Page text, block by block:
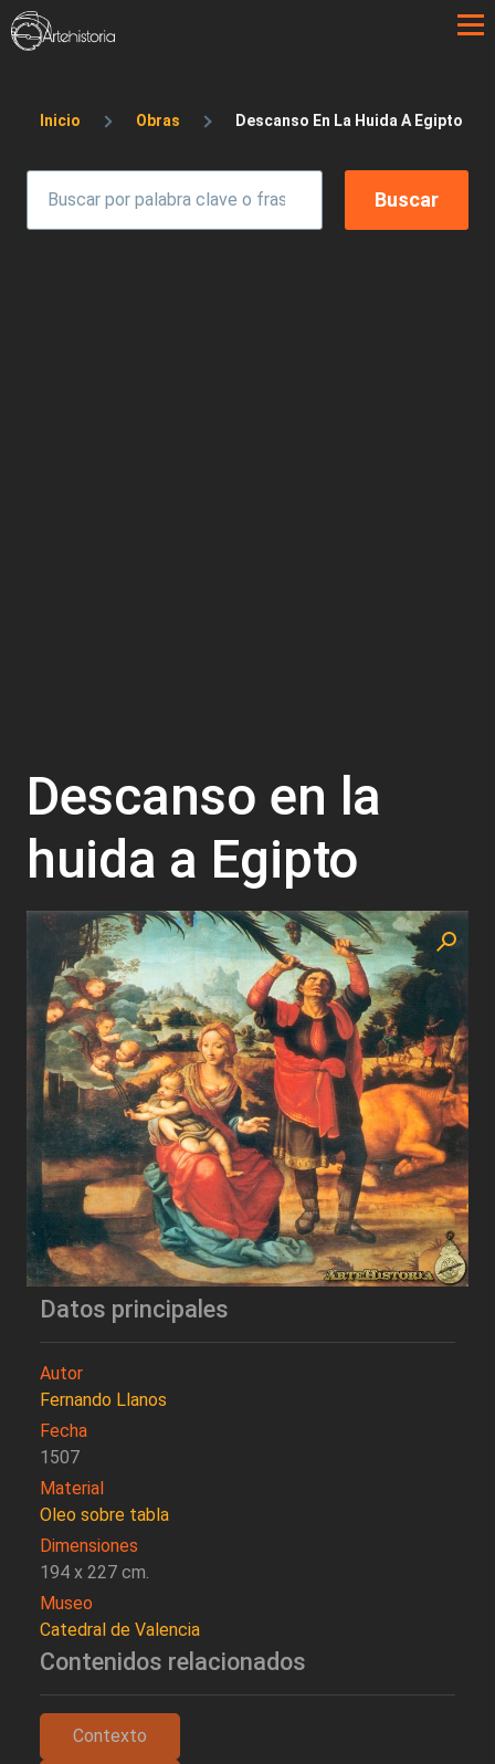
Pasar al contenido principal
Sobrescribir enlaces de ayuda a la
Inicio Obras Descanso En La Huida A Egipto
Descanso en la
huida a Egipto
Datos principales
Autor
Fernando Llanos
Fecha
1507
Material
Oleo sobre tabla
Dimensiones
194 x 227 cm.
Museo
Catedral de Valencia
Contenidos relacionados
Contexto